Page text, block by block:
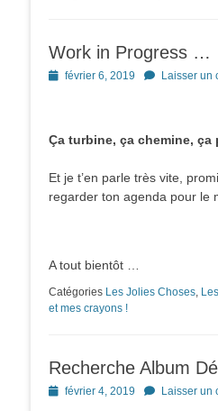
Work in Progress …
Postedfévrier 6, 2019 Laisser un
Ça turbine, ça chemine, ça
Et je t’en parle très vite,
regarder ton agenda pour le
A tout bientôt …
Catégories Les Jolies Choses,
et mes crayons !
Recherche Album
Postedfévrier 4, 2019 Laisser un